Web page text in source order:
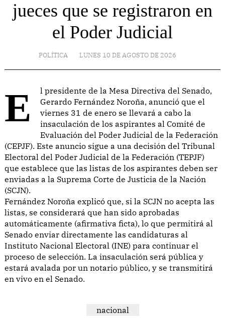
jueces que se registraron en
el Poder Judicial
POLÍTICA LUNES 10 DE AGOSTO DE 2026
El presidente de la Mesa Directiva del Senado,
Gerardo Fernández Noroña, anunció que el
viernes 31 de enero se llevará a cabo la
insaculación de los aspirantes al Comité de
Evaluación del Poder Judicial de la Federación
(CEPJF). Este anuncio sigue a una decisión del Tribunal
Electoral del Poder Judicial de la Federación (TEPJF)
que establece que las listas de los aspirantes deben ser
enviadas a la Suprema Corte de Justicia de la Nación
(SCJN).
Fernández Noroña explicó que, si la SCJN no acepta las
listas, se considerará que han sido aprobadas
automáticamente (afirmativa ficta), lo que permitirá al
Senado enviar directamente las candidaturas al
Instituto Nacional Electoral (INE) para continuar el
proceso de selección. La insaculación será pública y
estará avalada por un notario público, y se transmitirá
en vivo en el Senado.
nacional